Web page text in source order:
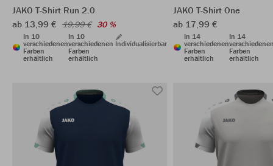
JAKO T-Shirt Run 2.0
ab 13,99 € 19,99 € 30 %
In 10
verschiedenen
Farben
erhältlich
In 10
verschiedenen
Farben
erhältlich
Individualisierbar
JAKO T-Shirt One
ab 17,99 €
In 14
verschiedenen
Farben
erhältlich
In 14
Farben
erhältlich